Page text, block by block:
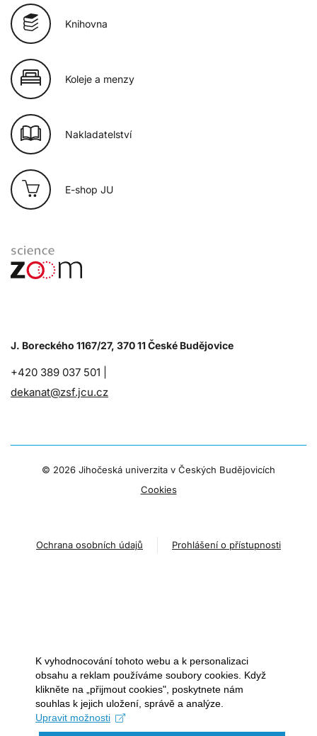
Knihovna
Koleje a menzy
Nakladatelství
E-shop JU
J. Boreckého 1167/27, 370 11 České Budějovice
+420 389 037 501 |
dekanat@zsf.jcu.cz
© 2026 Jihočeská univerzita v Českých Budějovicích
Cookies
Ochrana osobních údajů Prohlášení o přístupnosti
K vyhodnocování tohoto webu a k personalizaci
obsahu a reklam používáme soubory cookies. Když
klikněte na „přijmout cookies", poskytnete nám
souhlas k jejich uložení, správě a analýze.
Upravit možnosti